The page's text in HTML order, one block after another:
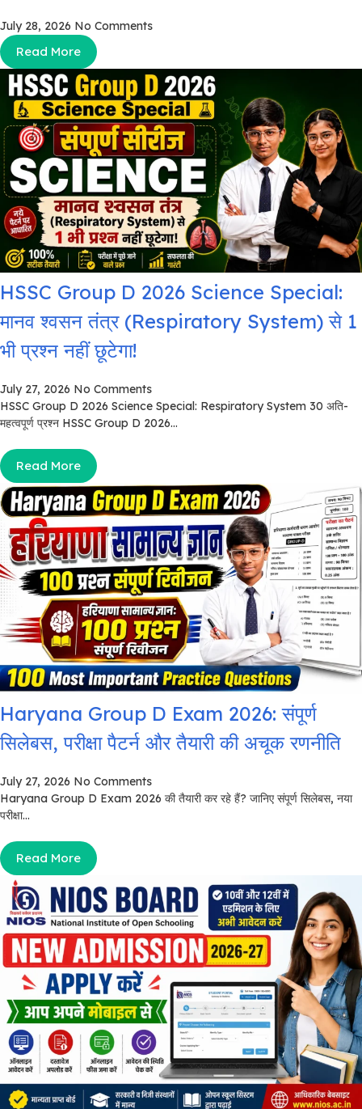
July 28, 2026 No Comments
Read More
HSSC Group D 2026 Science Special:
मानव श्वसन तंत्र (Respiratory System) से 1
भी प्रश्न नहीं छूटेगा!
July 27, 2026 No Comments
HSSC Group D 2026 Science Special: Respiratory System 30 अति-
महत्वपूर्ण प्रश्न HSSC Group D 2026...
Read More
Haryana Group D Exam 2026: संपूर्ण
सिलेबस, परीक्षा पैटर्न और तैयारी की अचूक रणनीति
July 27, 2026 No Comments
Haryana Group D Exam 2026 की तैयारी कर रहे हैं? जानिए संपूर्ण सिलेबस, नया
परीक्षा...
Read More